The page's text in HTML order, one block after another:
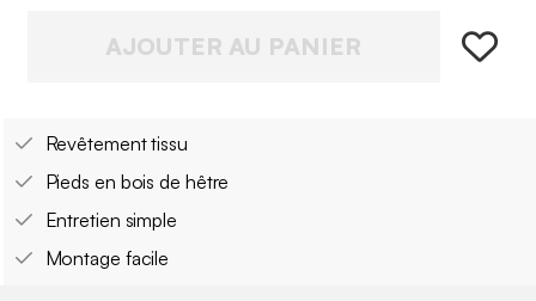
AJOUTER AU PANIER
Revêtement tissu
Pieds en bois de hêtre
Entretien simple
Montage facile